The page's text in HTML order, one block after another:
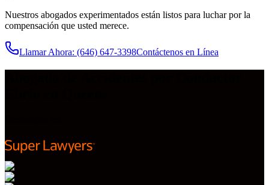
Nuestros abogados experimentados están listos para luchar por la
compensación que usted merece.
Llamar Ahora: (646) 647-3398Contáctenos en Línea